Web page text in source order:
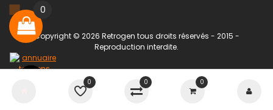
0 0 0
Copyright © 2026 Retrogen tous droits réservés - 2015 -
Reproduction interdite.
Partenaire Je Suis Réparateur
0
Nous contacter